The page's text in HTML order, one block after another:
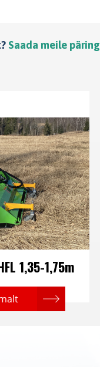
Saada meile päring
1,35-1,75m